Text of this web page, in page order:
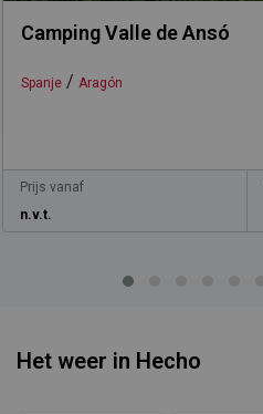
Camping Valle de Ansó
Spanje / Aragón
Prijs vanaf
n.v.t.
Het weer in Hecho